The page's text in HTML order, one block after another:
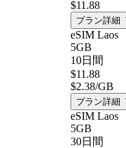
$11.88
プラン詳細
eSIM Laos
5GB
10日間
$11.88
$2.38/GB
プラン詳細
eSIM Laos
5GB
30日間